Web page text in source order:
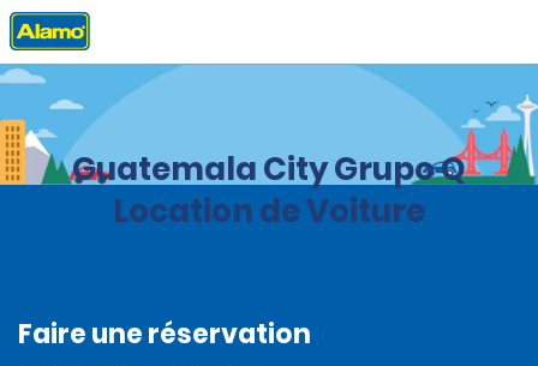
Accueil Agences
Guatemala City Grupo Q
Location de Voiture
Faire une réservation